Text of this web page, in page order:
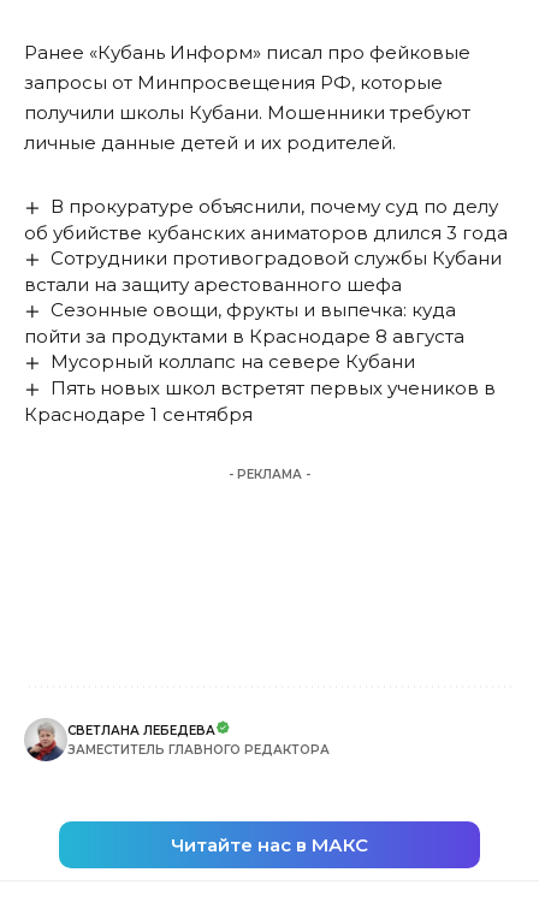
Ранее «Кубань Информ» писал про фейковые
запросы от Минпросвещения РФ, которые
получили школы Кубани. Мошенники требуют
личные данные детей и их родителей.
В прокуратуре объяснили, почему суд по делу
об убийстве кубанских аниматоров длился 3 года
Сотрудники противоградовой службы Кубани
встали на защиту арестованного шефа
Сезонные овощи, фрукты и выпечка: куда
пойти за продуктами в Краснодаре 8 августа
Мусорный коллапс на севере Кубани
Пять новых школ встретят первых учеников в
Краснодаре 1 сентября
- РЕКЛАМА -
СВЕТЛАНА ЛЕБЕДЕВА
ЗАМЕСТИТЕЛЬ ГЛАВНОГО РЕДАКТОРА
Читайте нас в МАКС